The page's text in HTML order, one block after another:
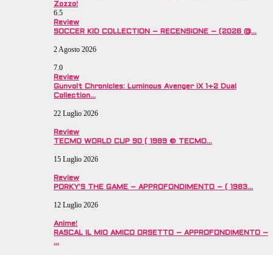
Zozzo!
6.5
Review
SOCCER KID COLLECTION – RECENSIONE – (2026 @…
2 Agosto 2026
7.0
Review
Gunvolt Chronicles: Luminous Avenger iX 1+2 Dual
Collection…
22 Luglio 2026
Review
TECMO WORLD CUP 90 ( 1989 © TECMO…
15 Luglio 2026
Review
PORKY’S THE GAME – APPROFONDIMENTO – ( 1983…
12 Luglio 2026
Anime!
RASCAL IL MIO AMICO ORSETTO – APPROFONDIMENTO –
…